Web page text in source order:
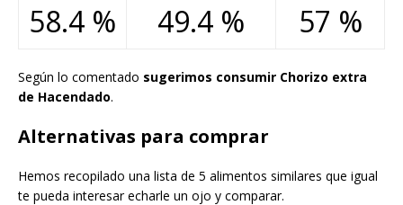
58.4 % 49.4 % 57 %
Según lo comentado sugerimos consumir Chorizo extra
de Hacendado.
Alternativas para comprar
Hemos recopilado una lista de 5 alimentos similares que igual
te pueda interesar echarle un ojo y comparar.